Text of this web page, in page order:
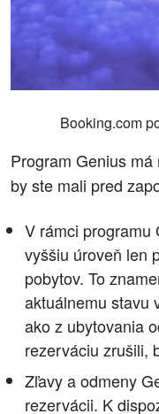
Booking.com
Program Genius
by ste mali pred
V rámci programu
vyššiu úroveň len
pobytov. To
aktuálnemu stavu
ako z ubytovania
rezerváciu zrušili,
Zľavy a odmeny
rezervácii. K